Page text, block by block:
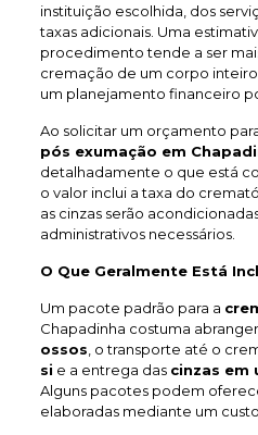
instituição escolhida, dos
taxas adicionais. Uma
procedimento tende a ser
cremação de um corpo
um planejamento financeiro
Ao solicitar um orçamento
pós exumação em
detalhadamente o que está
o valor inclui a taxa do
as cinzas serão
administrativos necessários.
O Que Geralmente Está
Um pacote padrão para a
Chapadinha costuma
ossos , o transporte até o
si e a entrega das cinzas em
Alguns pacotes podem
elaboradas mediante um